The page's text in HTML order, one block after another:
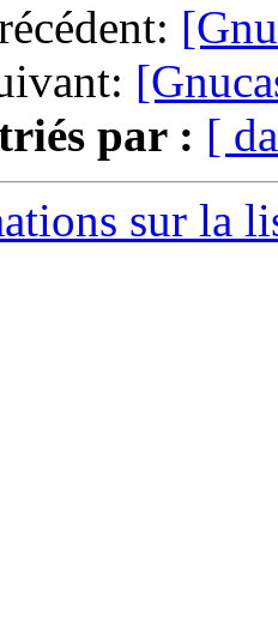
par : [
sur la